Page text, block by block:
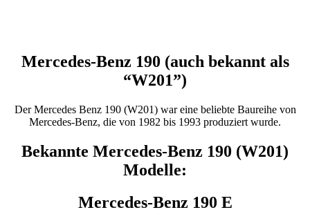
Mercedes-Benz 190 (auch bekannt als
“W201”)
Der Mercedes Benz 190 (W201) war eine beliebte Baureihe von
Mercedes-Benz, die von 1982 bis 1993 produziert wurde.
Bekannte Mercedes-Benz 190 (W201)
Modelle:
Mercedes-Benz 190 E